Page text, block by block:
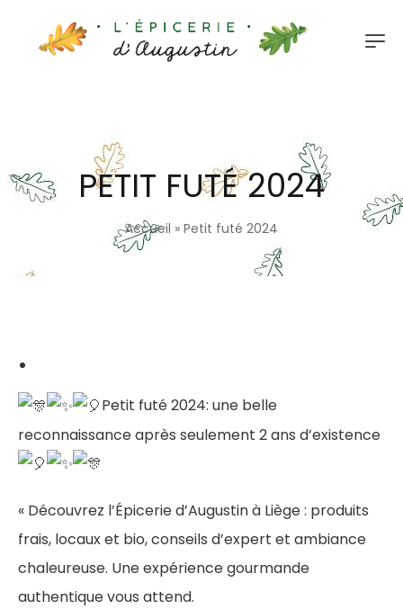
PETIT FUTÉ 2024
Accueil » Petit futé 2024
Petit futé 2024: une belle
reconnaissance après seulement 2 ans d’existence
« Découvrez l’Épicerie d’Augustin à Liège : produits
frais, locaux et bio, conseils d’expert et ambiance
chaleureuse. Une expérience gourmande
authentique vous attend.